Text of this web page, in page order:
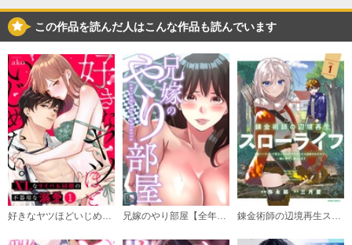
購入する
(3)
必要ポイント：180
購入する
(4)
必要ポイント：150
購入する
(5)
この作品を読んだ人はこんな作品も読んでいます
好きなヤツほどいじめたい。XLなライバル同期の不器用な溺愛 兄嫁のやり部屋【全年齢版】 錬金術師の辺境再生スローライフ～S級パーティーで孤立した少女をかばったら追放されたので、一緒に幸せに暮らします～【単行本版】